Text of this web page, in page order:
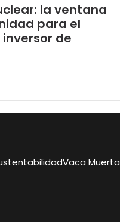
la ventana
para el
de
Vaca Muerta